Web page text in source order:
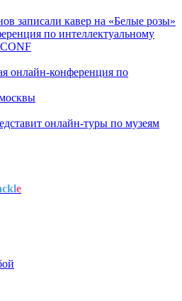
записали кавер на «Белые розы»
онлайн-конференция по
онлайн-туры по музеям
e